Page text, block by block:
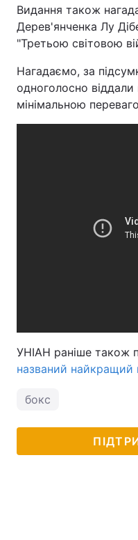
Видання також
Дерев'янченка Лу
"Третьою світовою
Нагадаємо, за
одноголосно віддали
мінімальною
УНІАН раніше також
названий найкращий
бокс